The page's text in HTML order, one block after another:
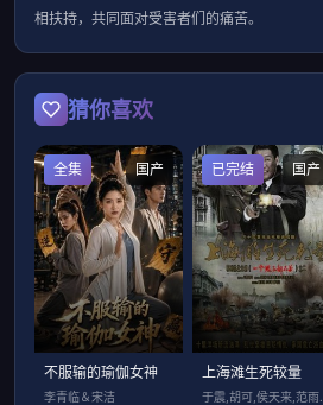
相扶持，共同面对受害者们的痛苦。
猜你喜欢
国产
全集
不服输的瑜伽女神
李青临＆宋洁
国产
已完结
上海滩生死较量
于震,胡可,侯天来,范雨林,汤镇宗,王韦